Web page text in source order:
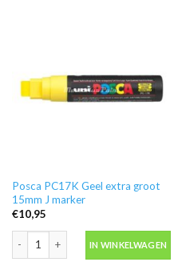
Posca PC17K Geel extra groot
15mm J marker
€10,95
Posca PC17K Geel extra groot
IN WINKELWAGEN